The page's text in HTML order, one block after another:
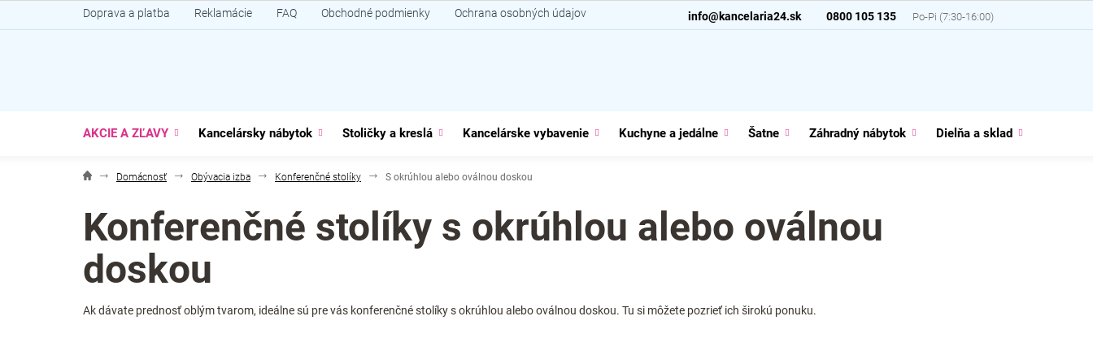
na
0800 105 135
info@kancelaria24.sk
Doprava a platba Reklamácie FAQ Obchodné podmienky Ochrana osobných údajov
AKCIE A ZĽAVY Kancelársky nábytok Stoličky a kreslá Kancelárske vybavenie Kuchyne a jedálne Šatne Záhradný nábytok Dielňa a sklad
Domácnosť Obývacia izba Konferenčné stolíky S okrúhlou alebo oválnou doskou
Konferenčné stolíky s okrúhlou alebo oválnou
doskou
Ak dávate prednosť oblým tvarom, ideálne sú pre vás konferenčné stolíky s okrúhlou alebo oválnou doskou. Tu si môžete pozrieť ich širokú ponuku.